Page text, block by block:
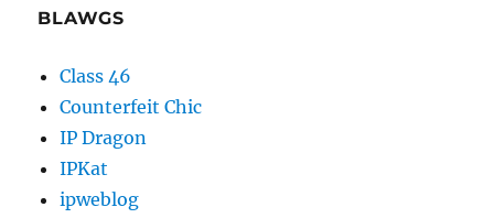
BLAWGS
Class 46
Counterfeit Chic
IP Dragon
IPKat
ipweblog